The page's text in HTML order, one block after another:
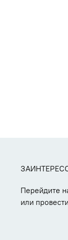
Перейдите
или